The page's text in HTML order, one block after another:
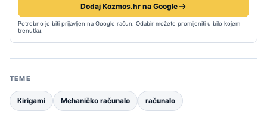
Dodaj Kozmos.hr na Google
Potrebno je biti prijavljen na Google račun. Odabir možete promijeniti u bilo kojem
trenutku.
TEME
Kirigami Mehaničko računalo računalo